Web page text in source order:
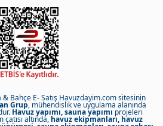
& Bahçe E- Satış Havuzdayim.com sitesinin
Grup, mühendislik ve uygulama alanında
Havuz yapımı, sauna yapımı projeleri
altında, havuz ekipmanları, havuz